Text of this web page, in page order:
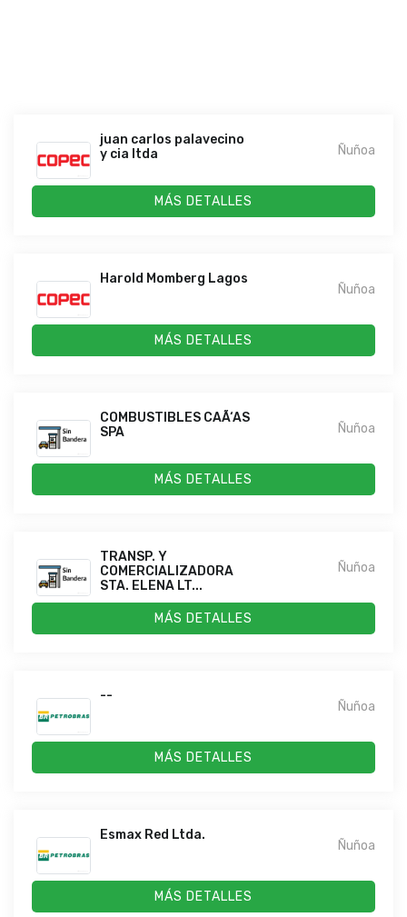
juan carlos palavecino
y cia ltda
Ñuñoa
MÁS DETALLES
Harold Momberg Lagos
Ñuñoa
MÁS DETALLES
COMBUSTIBLES CAÃ‘AS
SPA
Ñuñoa
MÁS DETALLES
TRANSP. Y
COMERCIALIZADORA
STA. ELENA LT...
Ñuñoa
MÁS DETALLES
--
Ñuñoa
MÁS DETALLES
Esmax Red Ltda.
Ñuñoa
MÁS DETALLES